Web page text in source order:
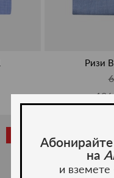
Ризи
на
и вземете